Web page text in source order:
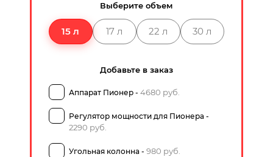
Выберите объем
15 л 17 л 22 л 30 л
Добавьте в заказ
Аппарат Пионер - 4680 руб.
Регулятор мощности для Пионера -
2290 руб.
Угольная колонна - 980 руб.